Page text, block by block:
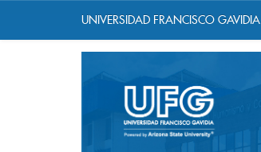
UNIVERSIDAD FRANCISCO GAVIDIA